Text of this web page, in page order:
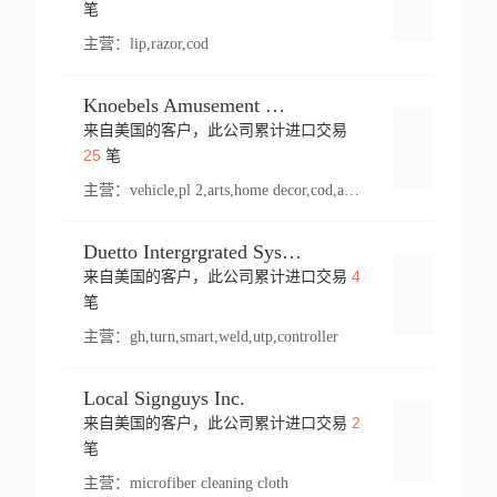
笔
主营： lip,razor,cod
Knoebels Amusement Resort
来自美国的客户，此公司累计进口交易
25笔
主营： vehicle,pl 2,arts,home decor,cod,amusement ride,sea
Duetto Intergrgrated Systems Inc.
来自美国的客户，此公司累计进口交易 4
笔
主营： gh,turn,smart,weld,utp,controller
Local Signguys Inc.
来自美国的客户，此公司累计进口交易 2
笔
主营： microfiber cleaning cloth